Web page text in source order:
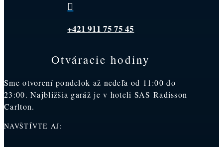

+421 911 75 75 45
Otváracie hodiny
Sme otvorení pondelok až nedeľa od 11:00 do
23:00. Najbližšia garáž je v hoteli SAS Radisson
Carlton.
NAVŠTÍVTE AJ: